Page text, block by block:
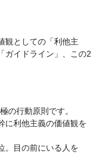
観としての「利他主
ガイドライン」、この2
の行動原則です。
に利他主義の価値観を
。目の前にいる人を